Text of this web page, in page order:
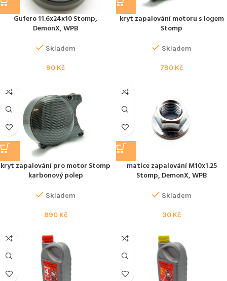
Gufero 11.6x24x10 Stomp,
DemonX, WPB
Skladem
90 Kč
kryt zapalování motoru s logem
Stomp
Skladem
790 Kč
kryt zapalování pro motor Stomp
karbonový polep
Skladem
890 Kč
matice zapalování M10x1.25
Stomp, DemonX, WPB
Skladem
30 Kč